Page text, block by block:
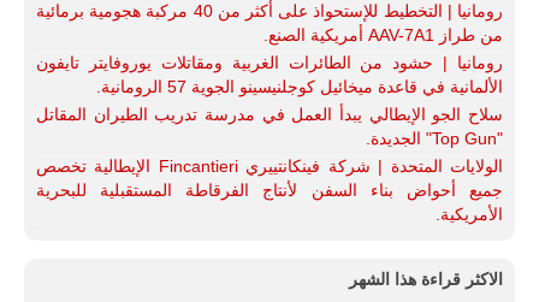
رومانيا | التخطيط للإستحواذ على أكثر من 40 مركبة هجومية برمائية
من طراز AAV-7A1 أمريكية الصنع.
رومانيا | حشود من الطائرات الغربية ومقاتلات يوروفايتر تايفون
الألمانية في قاعدة ميخائيل كوجلنيسينو الجوية 57 الرومانية.
سلاح الجو الإيطالي يبدأ العمل في مدرسة تدريب الطيران المقاتل
"Top Gun" الجديدة.
الولايات المتحدة | شركة فينكانتييري Fincantieri الإيطالية تخصص
جميع أحواض بناء السفن لأنتاج الفرقاطة المستقبلية للبحرية
الأمريكية.
الاكثر قراءة هذا الشهر